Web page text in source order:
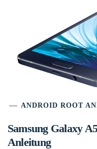
ANDROID ROOT
Samsung Galaxy
Anleitung